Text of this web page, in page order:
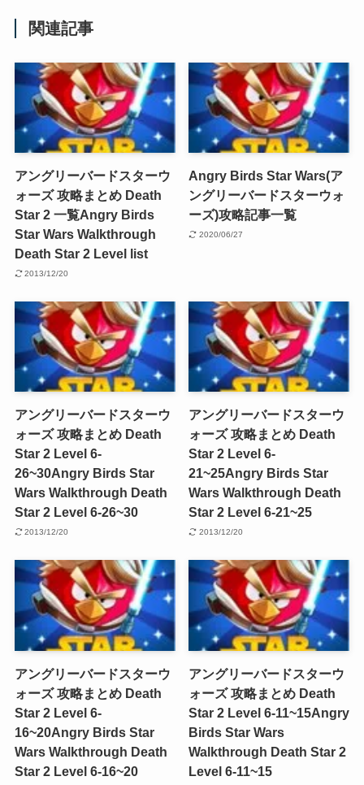
関連記事
アングリーバードスターウ
ォーズ 攻略まとめ Death
Star 2 一覧Angry Birds
Star Wars Walkthrough
Death Star 2 Level list
2013/12/20
Angry Birds Star Wars(ア
ングリーバードスターウォ
ーズ)攻略記事一覧
2020/06/27
アングリーバードスターウ
ォーズ 攻略まとめ Death
Star 2 Level 6-
26~30Angry Birds Star
Wars Walkthrough Death
Star 2 Level 6-26~30
2013/12/20
アングリーバードスターウ
ォーズ 攻略まとめ Death
Star 2 Level 6-
21~25Angry Birds Star
Wars Walkthrough Death
Star 2 Level 6-21~25
2013/12/20
アングリーバードスターウ
ォーズ 攻略まとめ Death
Star 2 Level 6-
16~20Angry Birds Star
Wars Walkthrough Death
Star 2 Level 6-16~20
アングリーバードスターウ
ォーズ 攻略まとめ Death
Star 2 Level 6-11~15Angry
Birds Star Wars
Walkthrough Death Star 2
Level 6-11~15